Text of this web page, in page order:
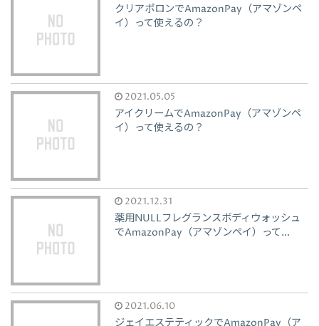
クリアポロンでAmazonPay（アマゾンペ
イ）って使えるの？
2021.05.05
アイクリームでAmazonPay（アマゾンペ
イ）って使えるの？
2021.12.31
薬用NULLフレグランスボディウォッシュ
でAmazonPay（アマゾンペイ）って...
2021.06.10
ジェイエステティックでAmazonPay（ア